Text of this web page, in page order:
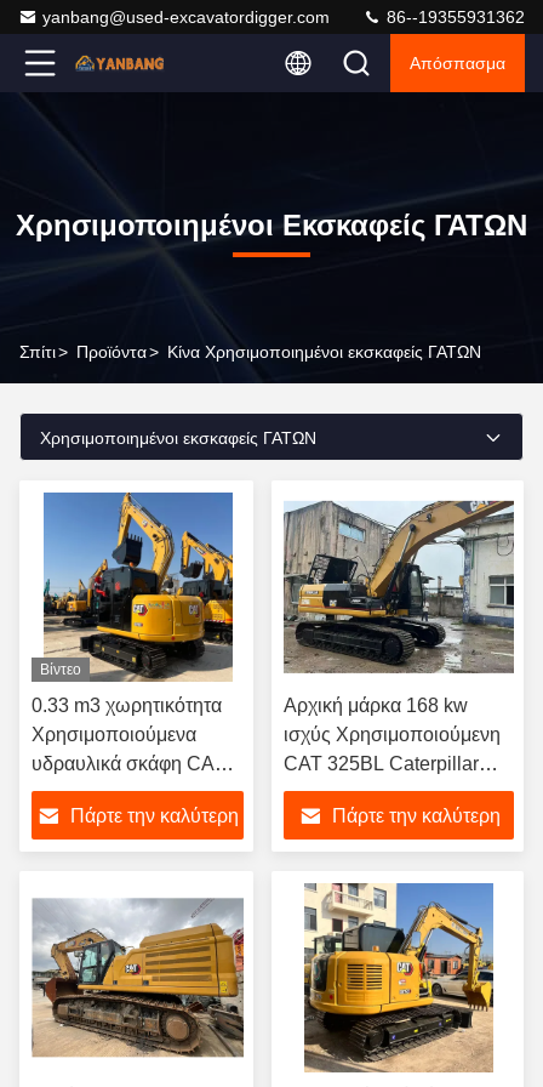
yanbang@used-excavatordigger.com 86--19355931362
Απόσπασμα
Χρησιμοποιημένοι Εκσκαφείς ΓΑΤΩΝ
Σπίτι> Προϊόντα> Κίνα Χρησιμοποιημένοι εκσκαφείς ΓΑΤΩΝ
Χρησιμοποιημένοι εκσκαφείς ΓΑΤΩΝ
Βίντεο
0.33 m3 χωρητικότητα
Χρησιμοποιούμενα
υδραυλικά σκάφη CAT 7
τόνων
Πάρτε την καλύτερη
Αρχική μάρκα 168 kw
ισχύς Χρησιμοποιούμενη
CAT 325BL Caterpillar
25Ton Excavator Δεύτερο
χέρι σκάφτης
Πάρτε την καλύτερη